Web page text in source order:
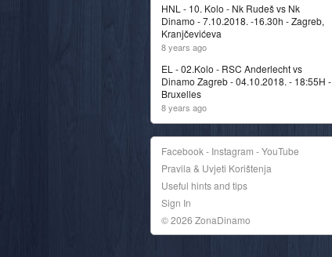
HNL - 10. Kolo - Nk Rudeš vs Nk
Dinamo - 7.10.2018. -16.30h - Zagreb,
Kranjčevićeva
8 years ago
EL - 02.Kolo - RSC Anderlecht vs
Dinamo Zagreb - 04.10.2018. - 18:55H -
Bruxelles
8 years ago
Facebook - Instagram - YouTube
Pravila & Uvjeti Korištenja
Useful hints and tips
Sign In
© 2026 ZonaDinamo